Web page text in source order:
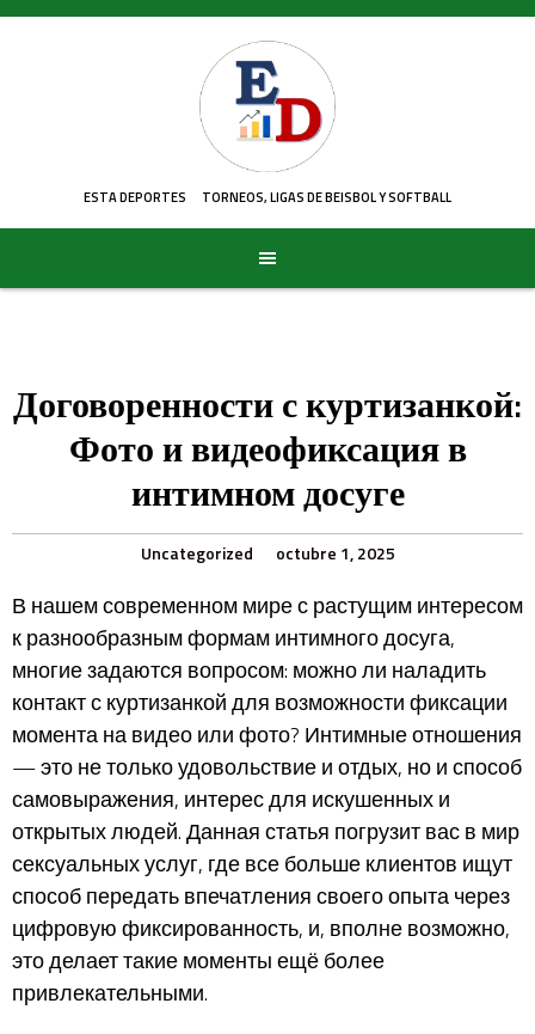
Skip
ESTA DEPORTES TORNEOS, LIGAS DE BEISBOL Y SOFTBALL
Договоренности с куртизанкой:
Фото и видеофиксация в
интимном досуге
Uncategorized octubre 1, 2025
В нашем современном мире с растущим интересом
к разнообразным формам интимного досуга,
многие задаются вопросом: можно ли наладить
контакт с куртизанкой для возможности фиксации
момента на видео или фото? Интимные отношения
— это не только удовольствие и отдых, но и способ
самовыражения, интерес для искушенных и
открытых людей. Данная статья погрузит вас в мир
сексуальных услуг, где все больше клиентов ищут
способ передать впечатления своего опыта через
цифровую фиксированность, и, вполне возможно,
это делает такие моменты ещё более
привлекательными.